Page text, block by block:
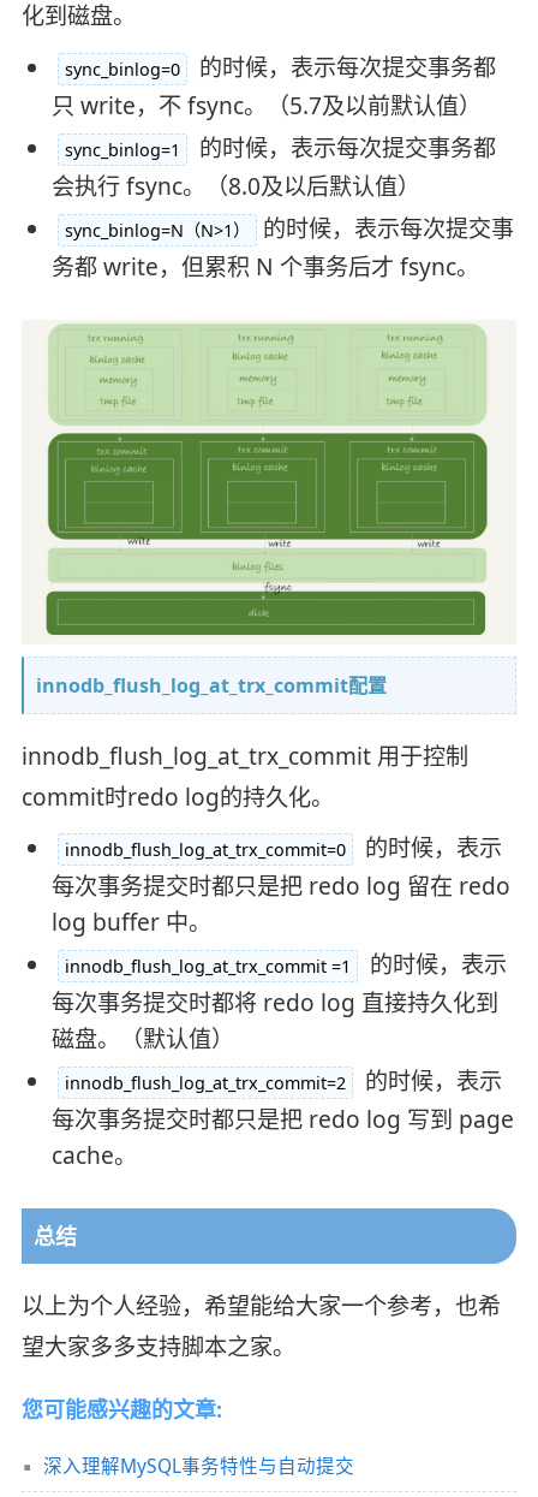
化到磁盘。
sync_binlog=0
的时候，表示每次提交事务都
只 write，不 fsync。（5.7及以前默认值）
sync_binlog=1
的时候，表示每次提交事务都
会执行 fsync。（8.0及以后默认值）
sync_binlog=N（N>1）
的时候，表示每次提交事
务都 write，但累积 N 个事务后才 fsync。
innodb_flush_log_at_trx_commit配置
innodb_flush_log_at_trx_commit 用于控制
commit时redo log的持久化。
innodb_flush_log_at_trx_commit=0
的时候，表示
每次事务提交时都只是把 redo log 留在 redo
log buffer 中。
innodb_flush_log_at_trx_commit =1
的时候，表示
每次事务提交时都将 redo log 直接持久化到
磁盘。（默认值）
innodb_flush_log_at_trx_commit=2
的时候，表示
每次事务提交时都只是把 redo log 写到 page
cache。
总结
以上为个人经验，希望能给大家一个参考，也希
望大家多多支持脚本之家。
您可能感兴趣的文章:
深入理解MySQL事务特性与自动提交